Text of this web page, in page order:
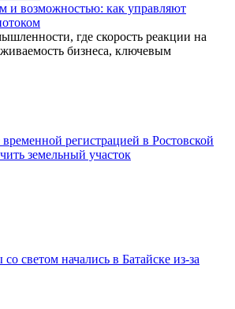
и возможностью: как управляют
где скорость реакции на
бизнеса, ключевым
регистрацией в Ростовской
земельный участок
светом начались в Батайске из-за